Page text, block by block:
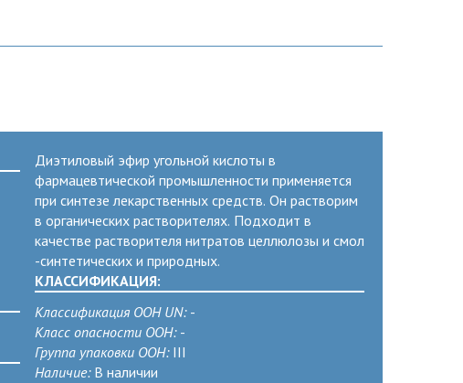
Диэтиловый эфир угольной кислоты в
фармацевтической промышленности применяется
при синтезе лекарственных средств. Он растворим
в органических растворителях. Подходит в
качестве растворителя нитратов целлюлозы и смол
-синтетических и природных.
КЛАССИФИКАЦИЯ:
Классификация ООН UN:-
Класс опасности ООН:-
Группа упаковки ООН:III
Наличие:В наличии